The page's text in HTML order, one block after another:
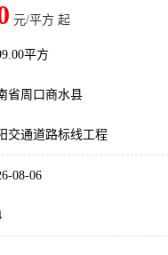
元/平方 起
平方
省周口商水县
交通道路标线工程
08-06